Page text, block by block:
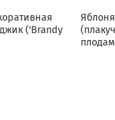
('Brandy